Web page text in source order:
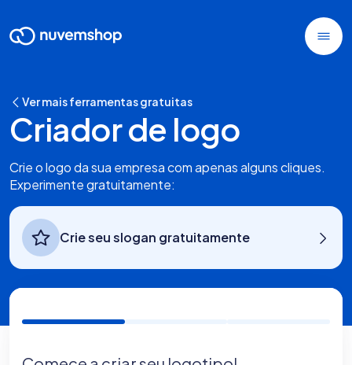
Ver mais ferramentas gratuitas
Criador de logo
Crie o logo da sua empresa com apenas alguns cliques.
Experimente gratuitamente:
Crie seu slogan gratuitamente